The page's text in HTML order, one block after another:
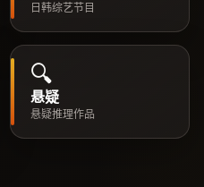
日韩综艺节目
🔍
悬疑
悬疑推理作品